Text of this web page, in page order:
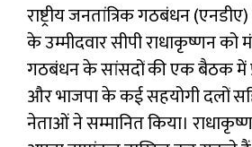
राष्ट्रीय जनतांत्रिक गठबंधन
के उम्मीदवार सीपी राधाकृष्णन को
गठबंधन के सांसदों की एक बैठक में
और भाजपा के कई सहयोगी दलों
नेताओं ने सम्मानित किया।